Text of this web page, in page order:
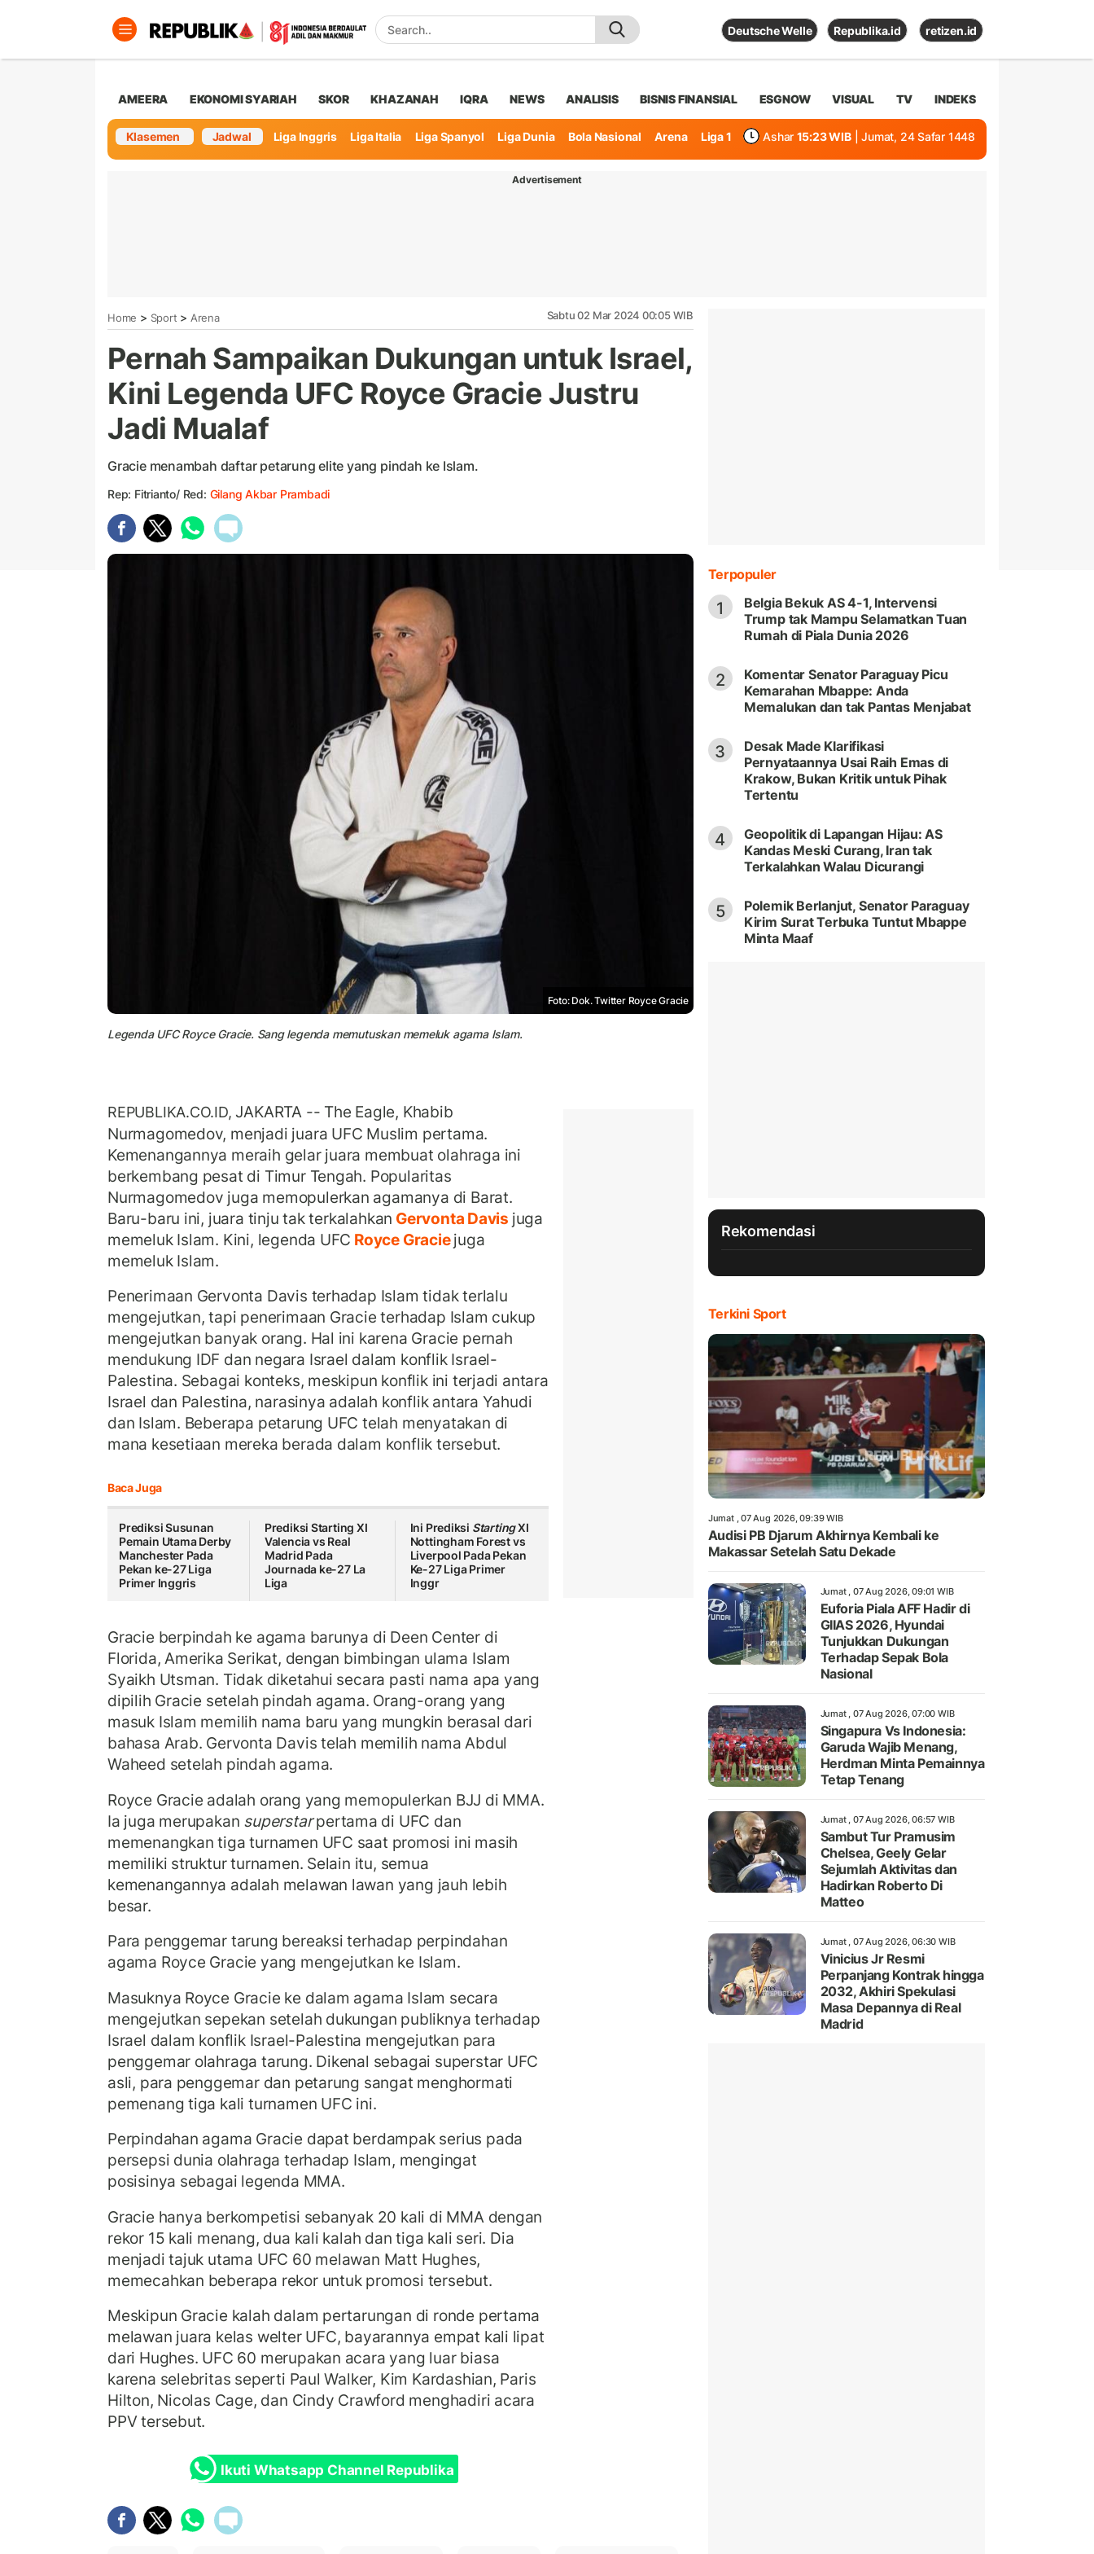
Deutsche Welle Republika.id retizen.id
AMEERA EKONOMI SYARIAH SKOR KHAZANAH IQRA NEWS ANALISIS BISNIS FINANSIAL ESGNOW VISUAL TV INDEKS
Klasemen Jadwal Liga Inggris Liga Italia Liga Spanyol Liga Dunia Bola Nasional Arena Liga 1 Ashar 15:23 WIB | Jumat, 24 Safar 1448
Advertisement
Home > Sport > Arena Sabtu 02 Mar 2024 00:05 WIB
Pernah Sampaikan Dukungan untuk Israel,
Kini Legenda UFC Royce Gracie Justru
Jadi Mualaf
Gracie menambah daftar petarung elite yang pindah ke Islam.
Rep: Fitrianto/ Red: Gilang Akbar Prambadi
Foto: Dok. Twitter Royce Gracie
Legenda UFC Royce Gracie. Sang legenda memutuskan memeluk agama Islam.
REPUBLIKA.CO.ID,JAKARTA -- The Eagle, Khabib
Nurmagomedov, menjadi juara UFC Muslim pertama.
Kemenangannya meraih gelar juara membuat olahraga ini
berkembang pesat di Timur Tengah. Popularitas
Nurmagomedov juga memopulerkan agamanya di Barat.
Baru-baru ini, juara tinju tak terkalahkan Gervonta Davis juga
memeluk Islam. Kini, legenda UFC Royce Graciejuga
memeluk Islam.
Penerimaan Gervonta Davis terhadap Islam tidak terlalu
mengejutkan, tapi penerimaan Gracie terhadap Islam cukup
mengejutkan banyak orang. Hal ini karena Gracie pernah
mendukung IDF dan negara Israel dalam konflik Israel-
Palestina. Sebagai konteks, meskipun konflik ini terjadi antara
Israel dan Palestina, narasinya adalah konflik antara Yahudi
dan Islam. Beberapa petarung UFC telah menyatakan di
mana kesetiaan mereka berada dalam konflik tersebut.
Baca Juga
Prediksi Susunan
Pemain Utama Derby
Manchester Pada
Pekan ke-27 Liga
Primer Inggris
Prediksi Starting XI
Valencia vs Real
Madrid Pada
Journada ke-27 La
Liga
Ini Prediksi StartingXI
Nottingham Forest vs
Liverpool Pada Pekan
Ke-27 Liga Primer
Inggr
Gracie berpindah ke agama barunya di Deen Center di
Florida, Amerika Serikat, dengan bimbingan ulama Islam
Syaikh Utsman. Tidak diketahui secara pasti nama apa yang
dipilih Gracie setelah pindah agama. Orang-orang yang
masuk Islam memilih nama baru yang mungkin berasal dari
bahasa Arab. Gervonta Davis telah memilih nama Abdul
Waheed setelah pindah agama.
Royce Gracie adalah orang yang memopulerkan BJJ di MMA.
Ia juga merupakan superstarpertama di UFC dan
memenangkan tiga turnamen UFC saat promosi ini masih
memiliki struktur turnamen. Selain itu, semua
kemenangannya adalah melawan lawan yang jauh lebih
besar.
Para penggemar tarung bereaksi terhadap perpindahan
agama Royce Gracie yang mengejutkan ke Islam.
Masuknya Royce Gracie ke dalam agama Islam secara
mengejutkan sepekan setelah dukungan publiknya terhadap
Israel dalam konflik Israel-Palestina mengejutkan para
penggemar olahraga tarung. Dikenal sebagai superstar UFC
asli, para penggemar dan petarung sangat menghormati
pemenang tiga kali turnamen UFC ini.
Perpindahan agama Gracie dapat berdampak serius pada
persepsi dunia olahraga terhadap Islam, mengingat
posisinya sebagai legenda MMA.
Gracie hanya berkompetisi sebanyak 20 kali di MMA dengan
rekor 15 kali menang, dua kali kalah dan tiga kali seri. Dia
menjadi tajuk utama UFC 60 melawan Matt Hughes,
memecahkan beberapa rekor untuk promosi tersebut.
Meskipun Gracie kalah dalam pertarungan di ronde pertama
melawan juara kelas welter UFC, bayarannya empat kali lipat
dari Hughes. UFC 60 merupakan acara yang luar biasa
karena selebritas seperti Paul Walker, Kim Kardashian, Paris
Hilton, Nicolas Cage, dan Cindy Crawford menghadiri acara
PPV tersebut.
Ikuti Whatsapp Channel Republika
Terpopuler
1
Belgia Bekuk AS 4-1, Intervensi
Trump tak Mampu Selamatkan Tuan
Rumah di Piala Dunia 2026
2
Komentar Senator Paraguay Picu
Kemarahan Mbappe: Anda
Memalukan dan tak Pantas Menjabat
3
Desak Made Klarifikasi
Pernyataannya Usai Raih Emas di
Krakow, Bukan Kritik untuk Pihak
Tertentu
4
Geopolitik di Lapangan Hijau: AS
Kandas Meski Curang, Iran tak
Terkalahkan Walau Dicurangi
5
Polemik Berlanjut, Senator Paraguay
Kirim Surat Terbuka Tuntut Mbappe
Minta Maaf
Rekomendasi
Terkini Sport
Jumat , 07 Aug 2026, 09:39 WIB
Audisi PB Djarum Akhirnya Kembali ke
Makassar Setelah Satu Dekade
Jumat , 07 Aug 2026, 09:01 WIB
Euforia Piala AFF Hadir di
GIIAS 2026, Hyundai
Tunjukkan Dukungan
Terhadap Sepak Bola
Nasional
Jumat , 07 Aug 2026, 07:00 WIB
Singapura Vs Indonesia:
Garuda Wajib Menang,
Herdman Minta Pemainnya
Tetap Tenang
Jumat , 07 Aug 2026, 06:57 WIB
Sambut Tur Pramusim
Chelsea, Geely Gelar
Sejumlah Aktivitas dan
Hadirkan Roberto Di
Matteo
Jumat , 07 Aug 2026, 06:30 WIB
Vinicius Jr Resmi
Perpanjang Kontrak hingga
2032, Akhiri Spekulasi
Masa Depannya di Real
Madrid